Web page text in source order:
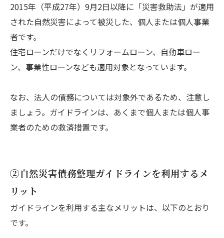
2015年（平成27年）9月2日以降に「災害救助法」が適用
された自然災害によって被災した、個人または個人事業
者です。
住宅ローンだけでなくリフォームローン、自動車ロー
ン、事業性ローンなども適用対象となっています。
なお、法人の債務については対象外であるため、注意し
ましょう。ガイドラインは、あくまで個人または個人事
業者のための救済措置です。
②自然災害債務整理ガイドラインを利用するメ
リット
ガイドラインを利用する主なメリットは、以下のとおり
です。